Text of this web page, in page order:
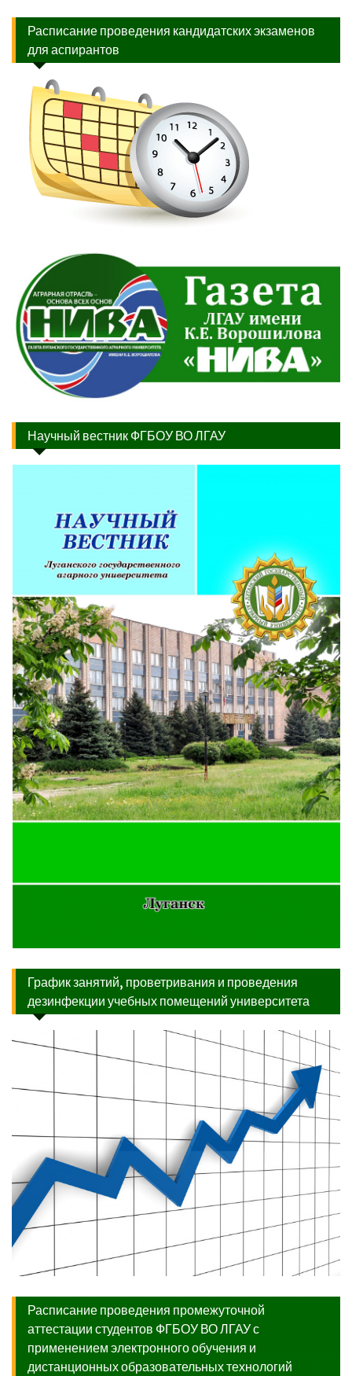
Расписание проведения кандидатских экзаменов
для аспирантов
Научный вестник ФГБОУ ВО ЛГАУ
График занятий, проветривания и проведения
дезинфекции учебных помещений университета
Расписание проведения промежуточной
аттестации студентов ФГБОУ ВО ЛГАУ с
применением электронного обучения и
дистанционных образовательных технологий